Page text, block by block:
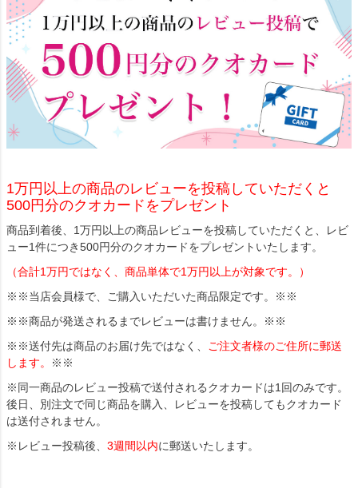
1万円以上の商品のレビューを投稿していただくと
500円分のクオカードをプレゼント
商品到着後、1万円以上の商品レビューを投稿していただくと、レビ
ュー1件につき500円分のクオカードをプレゼントいたします。
（合計1万円ではなく、商品単体で1万円以上が対象です。）
※※当店会員様で、ご購入いただいた商品限定です。※※
※※商品が発送されるまでレビューは書けません。※※
※※送付先は商品のお届け先ではなく、
ご注文者様のご住所に郵送
します。
※※
※同一商品のレビュー投稿で送付されるクオカードは1回のみです。
後日、別注文で同じ商品を購入、レビューを投稿してもクオカード
は送付されません。
※レビュー投稿後、 3週間以内に郵送いたします。